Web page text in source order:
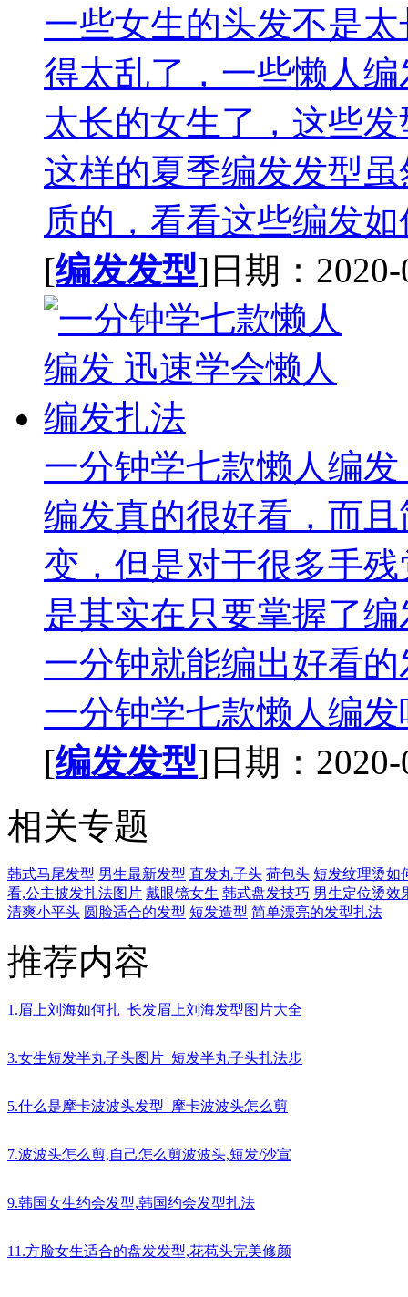
一些女生的头发不是
得太乱了，一些懒人
太长的女生了，这些
这样的夏季编发发型
质的，看看这些编发
[编发发型]日期：2020-
一分钟学七款懒人编
编发真的很好看，而
变，但是对于很多手
是其实在只要掌握了
一分钟就能编出好看
一分钟学七款懒人编发
[编发发型]日期：2020-
相关专题
韩式马尾发型 男生最新发型 直发丸子头 荷包头 短发纹理烫如
看,公主披发扎法图片 戴眼镜女生 韩式盘发技巧 男生定位烫效
清爽小平头 圆脸适合的发型 短发造型 简单漂亮的发型扎法
推荐内容
1.眉上刘海如何扎_长发眉上刘海发型图片大全
3.女生短发半丸子头图片_短发半丸子头扎法步
5.什么是摩卡波波头发型_摩卡波波头怎么剪
7.波波头怎么剪,自己怎么剪波波头,短发/沙宣
9.韩国女生约会发型,韩国约会发型扎法
11.方脸女生适合的盘发发型,花苞头完美修颜